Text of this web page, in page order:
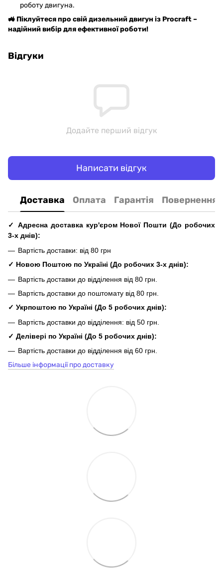
роботу двигуна.
🚜 Піклуйтеся про свій дизельний двигун із Procraft –
надійний вибір для ефективної роботи!
Відгуки
Додайте перший відгук
Написати відгук
Доставка Оплата Гарантія Повернення
✓ Адресна доставка кур'єром Нової Пошти(До робочих
3-х днів):
Вартість доставки: від 80 грн
✓ Новою Поштою по Україні (До робочих 3-х днів):
Вартість доставки до відділення від 80 грн.
Вартість доставки до поштомату від 80 грн.
✓ Укрпоштою по Україні (До 5 робочих днів):
Вартість доставки до відділення: від 50 грн.
✓ Делівері по Україні (До 5 робочих днів):
Вартість доставки до відділення від 60 грн.
Більше інформації про доставку